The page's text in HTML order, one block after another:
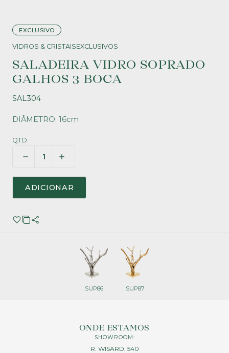
EXCLUSIVO
VIDROS & CRISTAISEXCLUSIVOS
SALADEIRA VIDRO SOPRADO
GALHOS 3 BOCA
SAL304
DIÂMETRO: 16cm
QTD.
ADICIONAR
SUP86 SUP87
ONDE ESTAMOS
SHOWROOM:
R. WISARD, 540